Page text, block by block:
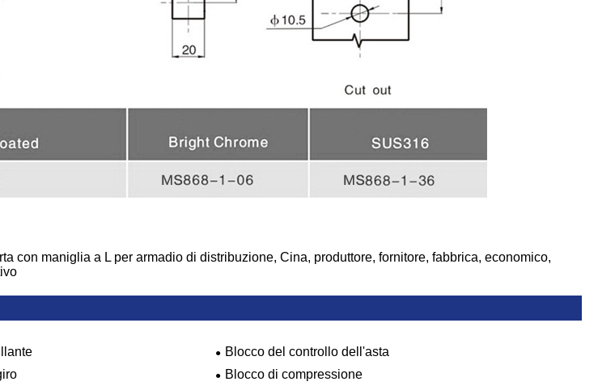
con maniglia a L per armadio di distribuzione, Cina, produttore, fornitore, fabbrica, economico,
Blocco del controllo dell'asta
Blocco di compressione